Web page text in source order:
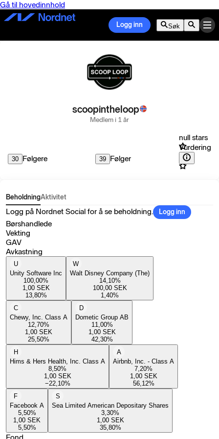
Gå til hovedinnhold
Logg inn Søk
scoopintheloop
Medlem i 1 år
30 Følgere 39 Følger
null stars
Vurdering
BeholdningAktivitet
Logg på Nordnet Social for å se beholdning. Logg inn
Børshandlede
Vekting
GAV
Avkastning
U
Unity Software Inc
100,00%
1,00 SEK
13,80%
W
Walt Disney Company (The)
14,10%
100,00 SEK
1,40%
C
Chewy, Inc. Class A
12,70%
1,00 SEK
25,50%
D
Dometic Group AB
11,00%
1,00 SEK
42,30%
H
Hims & Hers Health, Inc. Class A
8,50%
1,00 SEK
−22,10%
A
Airbnb, Inc. - Class A
7,20%
1,00 SEK
56,12%
F
Facebook A
5,50%
1,00 SEK
5,50%
S
Sea Limited American Depositary Shares
3,30%
1,00 SEK
35,80%